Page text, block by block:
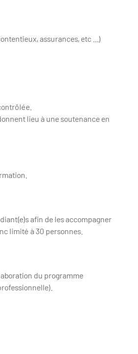
assurances, etc ...)
lieu à une soutenance en
afin de les accompagner
limité à 30 personnes.
du programme